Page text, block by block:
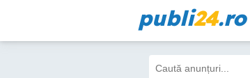
publi24.ro
Filtre 3 Toate
7